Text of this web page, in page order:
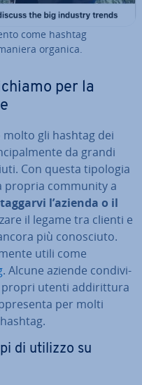
come hashtag
organica.
per la
gli hashtag dei
da grandi
Con questa tipologia
propria community a
l’azienda o il
il legame tra clienti e
più co­no­sciu­to.
utili come
. Alcune aziende con­di­vi­
utenti ad­di­rit­tu­ra
per molti
di utilizzo su